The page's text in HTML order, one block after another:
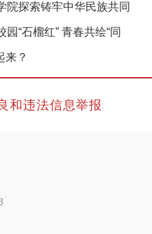
后：在中俄科技交流
院探索铸牢中华民族共同
“石榴红” 青春共绘“同
来？
和违法信息举报